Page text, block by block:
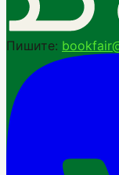
Пишите: